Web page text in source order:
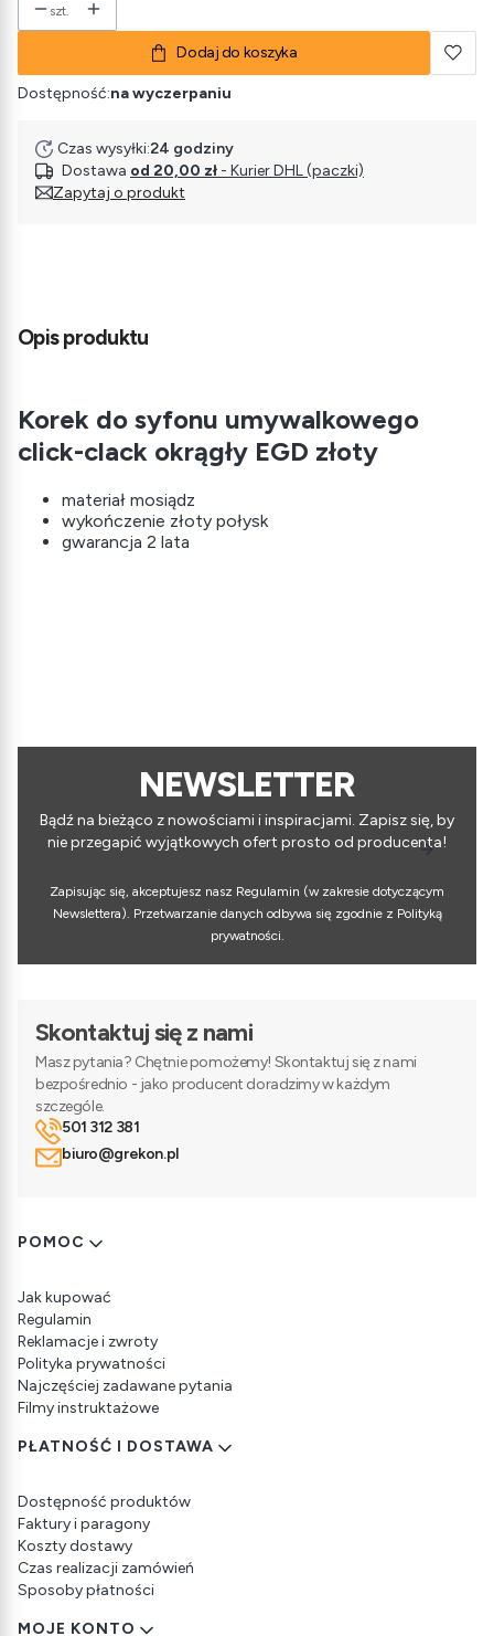
szt.
Dodaj do koszyka
Dostępność:na wyczerpaniu
Czas wysyłki:24 godziny
Dostawa od 20,00 zł - Kurier DHL (paczki)
Zapytaj o produkt
Opis produktu
Korek do syfonu umywalkowego
click-clack okrągły EGD złoty
materiał mosiądz
wykończenie złoty połysk
gwarancja 2 lata
NEWSLETTER
Bądź na bieżąco z nowościami i inspiracjami. Zapisz się, by
nie przegapić wyjątkowych ofert prosto od producenta!
Zapisując się, akceptujesz nasz Regulamin (w zakresie dotyczącym
Newslettera). Przetwarzanie danych odbywa się zgodnie z Polityką
prywatności.
Skontaktuj się z nami
Masz pytania? Chętnie pomożemy! Skontaktuj się z nami
bezpośrednio - jako producent doradzimy w każdym
szczególe.
501 312 381
biuro@grekon.pl
Linki w stopce
POMOC
Jak kupować
Regulamin
Reklamacje i zwroty
Polityka prywatności
Najczęściej zadawane pytania
Filmy instruktażowe
PŁATNOŚĆ I DOSTAWA
Dostępność produktów
Faktury i paragony
Koszty dostawy
Czas realizacji zamówień
Sposoby płatności
MOJE KONTO